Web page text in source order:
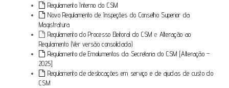
Regulamento Interno do CSM
Novo Regulamento de Inspeções do Conselho Superior da
Magistratura
Regulamento do Processo Eleitoral do CSM e Alteração ao
Regulamento (Ver versão consolidada)
Regulamento de Emolumentos da Secretaria do CSM [Alteração –
2025]
Regulamento de deslocações em serviço e de ajudas de custo do
CSM